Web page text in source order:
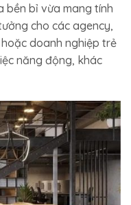
bền bỉ vừa mang tính
cho các agency,
doanh nghiệp trẻ
năng động, khác